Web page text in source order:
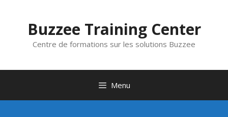
contenuBuzzee Training Center
Centre de formations sur les solutions Buzzee
Menu